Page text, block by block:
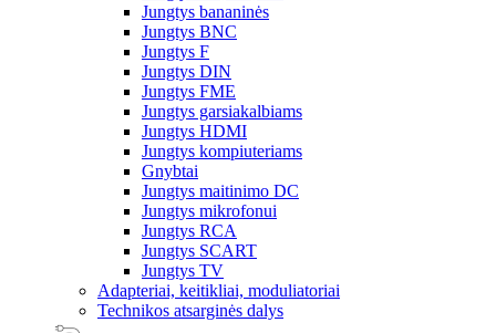
Jungtys bananinės
Jungtys BNC
Jungtys F
Jungtys DIN
Jungtys FME
Jungtys garsiakalbiams
Jungtys HDMI
Jungtys kompiuteriams
Gnybtai
Jungtys maitinimo DC
Jungtys mikrofonui
Jungtys RCA
Jungtys SCART
Jungtys TV
Adapteriai, keitikliai, moduliatoriai
Technikos atsarginės dalys